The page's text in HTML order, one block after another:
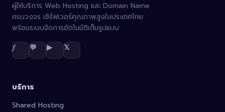
ผู้ให้บริการ Web Hosting และ Domain Name
ครบวงจร เซิร์ฟเวอร์คุณภาพสูงในประเทศไทย
พร้อมระบบจัดการอัตโนมัติเต็มรูปแบบ
𝑓
💬 ▶ 𝕏
บริการ
Shared Hosting